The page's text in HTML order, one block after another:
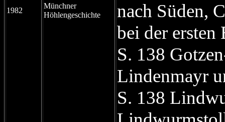
1982
Münchner
Höhlengeschichte
nach Süden,
bei der
S. 138
Lindenmayr
S. 138